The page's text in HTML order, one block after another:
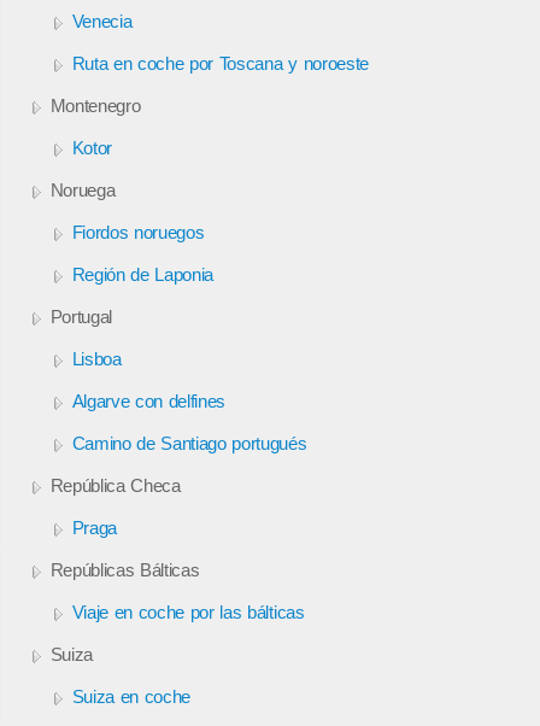
Venecia
Ruta en coche por Toscana y noroeste
Montenegro
Kotor
Noruega
Fiordos noruegos
Región de Laponia
Portugal
Lisboa
Algarve con delfines
Camino de Santiago portugués
República Checa
Praga
Repúblicas Bálticas
Viaje en coche por las bálticas
Suiza
Suiza en coche